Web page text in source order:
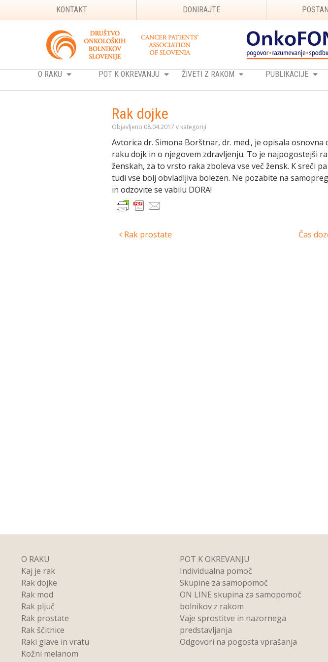
KONTAKT DONIRAJTE
O RAKU POT K OKREVANJU ŽIVETI Z RAKOM PUBLIKACIJE
Rak dojke
Objavljeno 08.04.2017 v kategoriji
Avtorica dr. Simona Borštnar, dr. med., je opisala osnovna
raku dojk in o njegovem zdravljenju. To je najpogostejši
ženskah, za to vrsto raka zboleva vse več žensk. K sreči
tudi vse bolj obvladljiva bolezen. Ne pozabite na
in odzovite se vabilu DORA!
Post
Rak prostate Čas
O RAKU
Kaj je rak
Rak dojke
Rak mod
Rak pljuč
Rak prostate
Rak ščitnice
Raki glave in vratu
Kožni melanom
POT K OKREVANJU
Individualna pomoč
Skupine za samopomoč
ON LINE skupina za samopomoč
bolnikov z rakom
Vaje sprostitve in nazornega
predstavljanja
Odgovori na pogosta vprašanja